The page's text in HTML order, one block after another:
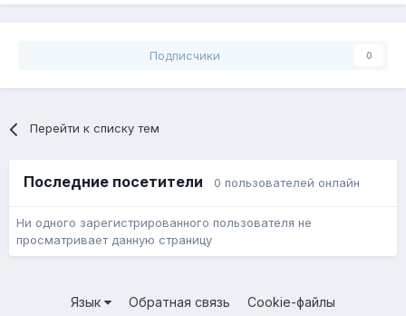
Подписчики 0
Перейти к списку тем
Последние посетители 0 пользователей онлайн
Ни одного зарегистрированного пользователя не
просматривает данную страницу
Язык Обратная связь Cookie-файлы